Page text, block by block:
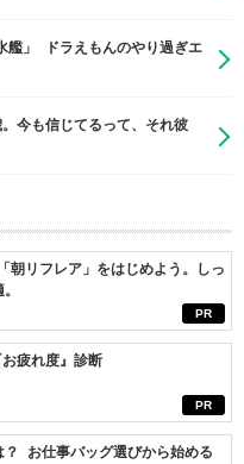
艦」 ドラえもんのやり過ぎエ
今も信じてるって、それ彼
PR
朝リフレア」をはじめよう。しっ
PR
疲れ度』診断
お仕事バッグ選びから始める